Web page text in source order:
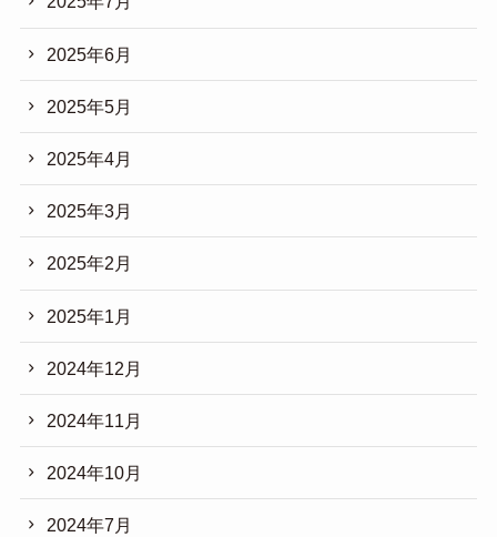
2025年6月
2025年5月
2025年4月
2025年3月
2025年2月
2025年1月
2024年12月
2024年11月
2024年10月
2024年7月